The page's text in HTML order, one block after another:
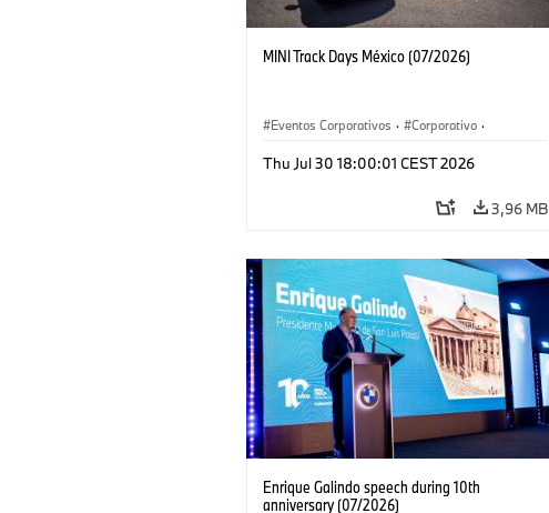
MINI Track Days México (07/2026)
Eventos Corporativos · Corporativo ·
Thu Jul 30 18:00:01 CEST 2026
3,96 MB
Enrique Galindo speech during 10th
anniversary (07/2026)